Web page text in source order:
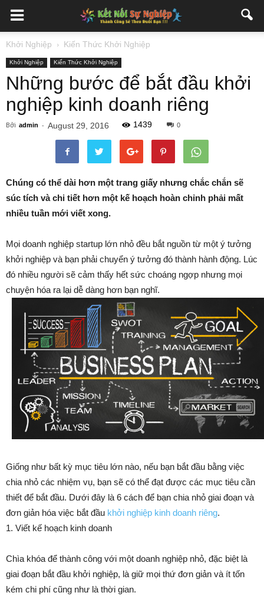
Khởi Nghiệp Kiến Thức Khởi Nghiệp
Khởi Nghiệp Kiến Thức Khởi Nghiệp
Những bước để bắt đầu khởi
nghiệp kinh doanh riêng
Bởi admin - August 29, 2016 1439 0
Chúng có thể dài hơn một trang giấy nhưng chắc chắn sẽ
súc tích và chi tiết hơn một kế hoạch hoàn chỉnh phải mất
nhiều tuần mới viết xong.
Mọi doanh nghiệp startup lớn nhỏ đều bắt nguồn từ một ý tưởng
khởi nghiệp và bạn phải chuyển ý tưởng đó thành hành động. Lúc
đó nhiều người sẽ cảm thấy hết sức choáng ngợp nhưng mọi
chuyện hóa ra lại dễ dàng hơn bạn nghĩ.
Giống như bất kỳ mục tiêu lớn nào, nếu bạn bắt đầu bằng việc
chia nhỏ các nhiệm vụ, bạn sẽ có thể đạt được các mục tiêu cần
thiết để bắt đầu. Dưới đây là 6 cách để bạn chia nhỏ giai đoạn và
đơn giản hóa việc bắt đầu khởi nghiệp kinh doanh riêng.
1. Viết kế hoạch kinh doanh
Chìa khóa để thành công với một doanh nghiệp nhỏ, đặc biệt là
giai đoạn bắt đầu khởi nghiệp, là giữ mọi thứ đơn giản và ít tốn
kém chi phí cũng như là thời gian.